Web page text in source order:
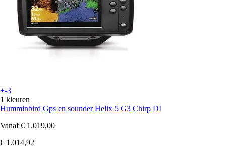
+-3
1 kleuren
Humminbird Gps en sounder Helix 5 G3 Chirp DI
Vanaf € 1.019,00
€ 1.014,92